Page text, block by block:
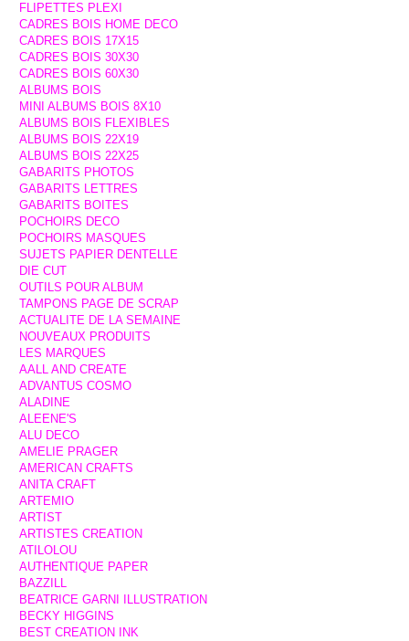
FLIPETTES PLEXI
CADRES BOIS HOME DECO
CADRES BOIS 17X15
CADRES BOIS 30X30
CADRES BOIS 60X30
ALBUMS BOIS
MINI ALBUMS BOIS 8X10
ALBUMS BOIS FLEXIBLES
ALBUMS BOIS 22X19
ALBUMS BOIS 22X25
GABARITS PHOTOS
GABARITS LETTRES
GABARITS BOITES
POCHOIRS DECO
POCHOIRS MASQUES
SUJETS PAPIER DENTELLE
DIE CUT
OUTILS POUR ALBUM
TAMPONS PAGE DE SCRAP
ACTUALITE DE LA SEMAINE
NOUVEAUX PRODUITS
LES MARQUES
AALL AND CREATE
ADVANTUS COSMO
ALADINE
ALEENE'S
ALU DECO
AMELIE PRAGER
AMERICAN CRAFTS
ANITA CRAFT
ARTEMIO
ARTIST
ARTISTES CREATION
ATILOLOU
AUTHENTIQUE PAPER
BAZZILL
BEATRICE GARNI ILLUSTRATION
BECKY HIGGINS
BEST CREATION INK